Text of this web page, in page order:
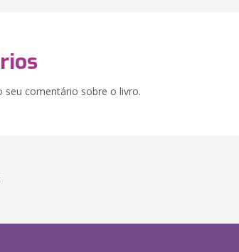
seu comentário sobre o livro.